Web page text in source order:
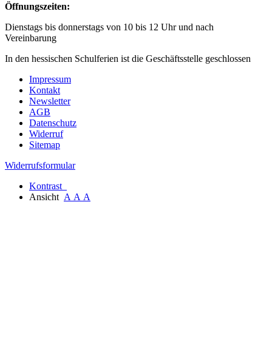
Öffnungszeiten:
Dienstags bis donnerstags von 10 bis 12 Uhr und nach
Vereinbarung
In den hessischen Schulferien ist die Geschäftsstelle geschlossen
Impressum
Kontakt
Newsletter
AGB
Datenschutz
Widerruf
Sitemap
Widerrufsformular
Kontrast
Ansicht A A A